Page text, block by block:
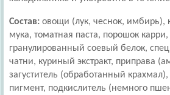
Состав: овощи (лук, чеснок, имбирь),
мука, томатная паста, порошок карри,
гранулированный соевый белок,
чатни, куриный экстракт, приправа
загуститель (обработанный
пигмент, подкислитель (немного